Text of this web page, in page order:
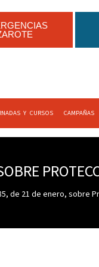
Y CURSOS CAMPAÑAS
de 21 de enero, sobre